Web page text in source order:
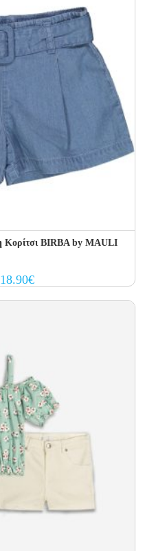
Κορίτσι BIRBA by MAULI
Original
price
18.90€Current
price